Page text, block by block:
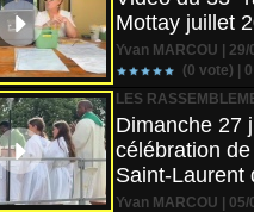
Mottay juillet
Yvan MARCOU |
(0 vote) | 0
LES
Dimanche 27
célébration
Saint-Laurent
Yvan MARCOU |